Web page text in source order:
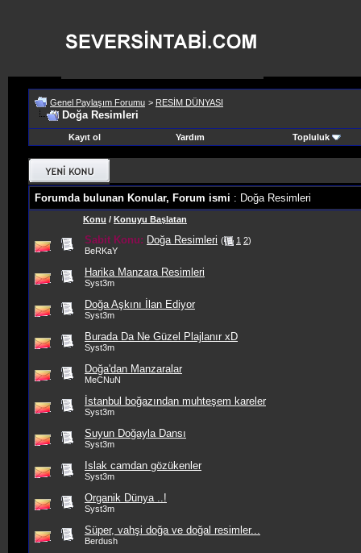
Genel Paylaşım Forumu > RESİM DÜNYASI
Doğa Resimleri
Kayıt ol Yardım Topluluk
Forumda bulunan Konular, Forum ismi : Doğa Resimleri
Konu / Konuyu Başlatan
Sabit Konu: Doğa Resimleri ( 1 2)
BeRKaY
Harika Manzara Resimleri
Syst3m
Doğa Aşkını İlan Ediyor
Syst3m
Burada Da Ne Güzel Plajlanır xD
Syst3m
Doğa'dan Manzaralar
MeCNuN
İstanbul boğazından muhteşem kareler
Syst3m
Suyun Doğayla Dansı
Syst3m
Islak camdan gözükenler
Syst3m
Organik Dünya ..!
Syst3m
Süper, vahşi doğa ve doğal resimler...
Berdush